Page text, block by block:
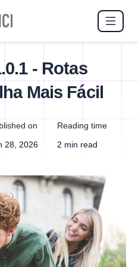
- Rotas
Mais Fácil
on
28, 2026
Reading time
2 min read